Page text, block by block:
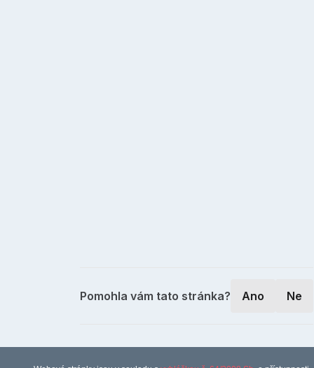
Pomohla vám tato stránka? Ano Ne